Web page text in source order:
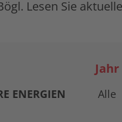
Lesen Sie
ENERGIEN
Jahr